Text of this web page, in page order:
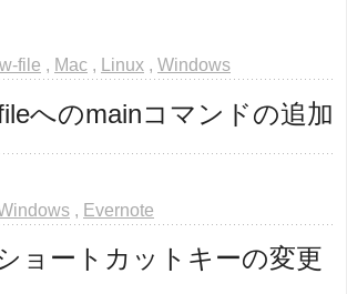
file , Mac , Linux , Windows
へのmainコマンドの追加
, Evernote
ョートカットキーの変更